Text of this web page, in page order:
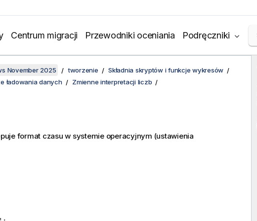
Centrum migracji Przewodniki oceniania Podręczniki
November 2025 tworzenie
Składnia skryptów i funkcje wykresów
ładowania danych
Zmienne interpretacji liczb
format czasu w systemie operacyjnym (ustawienia